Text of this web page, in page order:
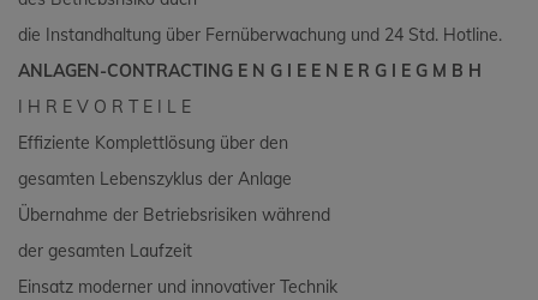
die Instandhaltung über Fernüberwachung und 24 Std. Hotline.
ANLAGEN-CONTRACTING E N G I E E N E R G I E G M B H
I H R E V O R T E I L E
Effiziente Komplettlösung über den
gesamten Lebenszyklus der Anlage
Übernahme der Betriebsrisiken während
der gesamten Laufzeit
Einsatz moderner und innovativer Technik